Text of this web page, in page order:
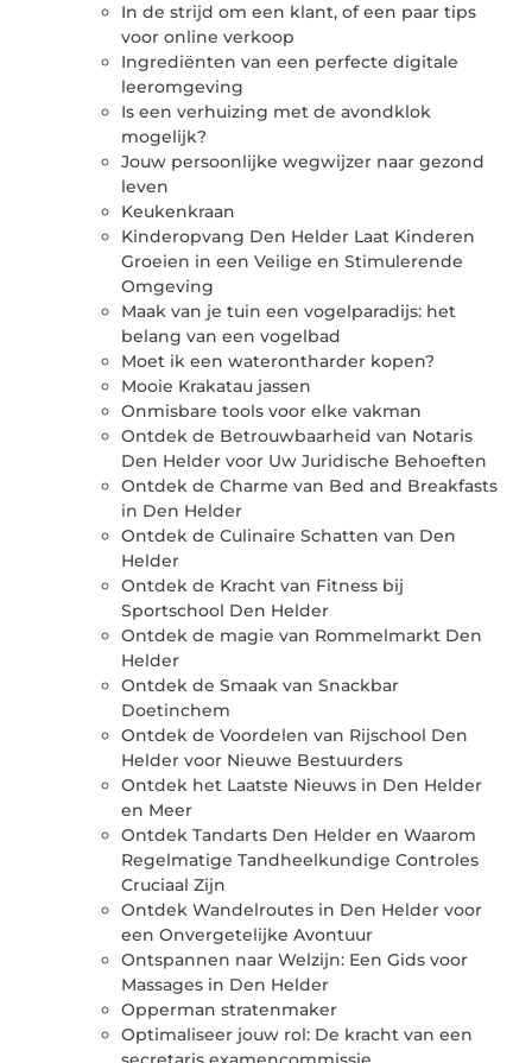
In de strijd om een ​​klant, of een paar tips
voor online verkoop
Ingrediënten van een perfecte digitale
leeromgeving
Is een verhuizing met de avondklok
mogelijk?
Jouw persoonlijke wegwijzer naar gezond
leven
Keukenkraan
Kinderopvang Den Helder Laat Kinderen
Groeien in een Veilige en Stimulerende
Omgeving
Maak van je tuin een vogelparadijs: het
belang van een vogelbad
Moet ik een waterontharder kopen?
Mooie Krakatau jassen
Onmisbare tools voor elke vakman
Ontdek de Betrouwbaarheid van Notaris
Den Helder voor Uw Juridische Behoeften
Ontdek de Charme van Bed and Breakfasts
in Den Helder
Ontdek de Culinaire Schatten van Den
Helder
Ontdek de Kracht van Fitness bij
Sportschool Den Helder
Ontdek de magie van Rommelmarkt Den
Helder
Ontdek de Smaak van Snackbar
Doetinchem
Ontdek de Voordelen van Rijschool Den
Helder voor Nieuwe Bestuurders
Ontdek het Laatste Nieuws in Den Helder
en Meer
Ontdek Tandarts Den Helder en Waarom
Regelmatige Tandheelkundige Controles
Cruciaal Zijn
Ontdek Wandelroutes in Den Helder voor
een Onvergetelijke Avontuur
Ontspannen naar Welzijn: Een Gids voor
Massages in Den Helder
Opperman stratenmaker
Optimaliseer jouw rol: De kracht van een